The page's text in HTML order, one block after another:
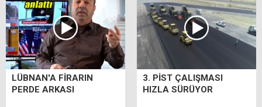
LÜBNAN'A FİRARIN
PERDE ARKASI
3. PİST ÇALIŞMASI
HIZLA SÜRÜYOR